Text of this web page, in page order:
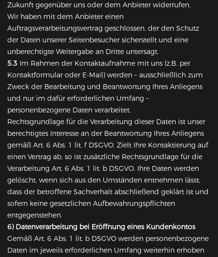
Zukunft gegenüber uns oder dem Anbieter widerrufen.
Wir haben mit dem Anbieter einen
Auftragsverarbeitungsvertrag geschlossen, der den Schutz
der Daten unserer Seitenbesucher sicherstellt und eine
unberechtigte Weitergabe an Dritte untersagt.
5.3 Im Rahmen der Kontaktaufnahme mit uns (z.B. per
Kontaktformular oder E-Mail) werden – ausschließlich zum
Zweck der Bearbeitung und Beantwortung Ihres Anliegens
und nur im dafür erforderlichen Umfang –
personenbezogene Daten verarbeitet.
Rechtsgrundlage für die Verarbeitung dieser Daten ist unser
berechtigtes Interesse an der Beantwortung Ihres Anliegens
gemäß Art. 6 Abs. 1 lit. f DSGVO. Zielt Ihre Kontaktierung auf
einen Vertrag ab, so ist zusätzliche Rechtsgrundlage für die
Verarbeitung Art. 6 Abs. 1 lit. b DSGVO. Ihre Daten werden
gelöscht, wenn sich aus den Umständen entnehmen lässt,
dass der betroffene Sachverhalt abschließend geklärt ist und
sofern keine gesetzlichen Aufbewahrungspflichten
entgegenstehen.
6) Datenverarbeitung bei Eröffnung eines Kundenkontos
Gemäß Art. 6 Abs. 1 lit. b DSGVO werden personenbezogene
Daten im jeweils erforderlichen Umfang weiterhin erhoben